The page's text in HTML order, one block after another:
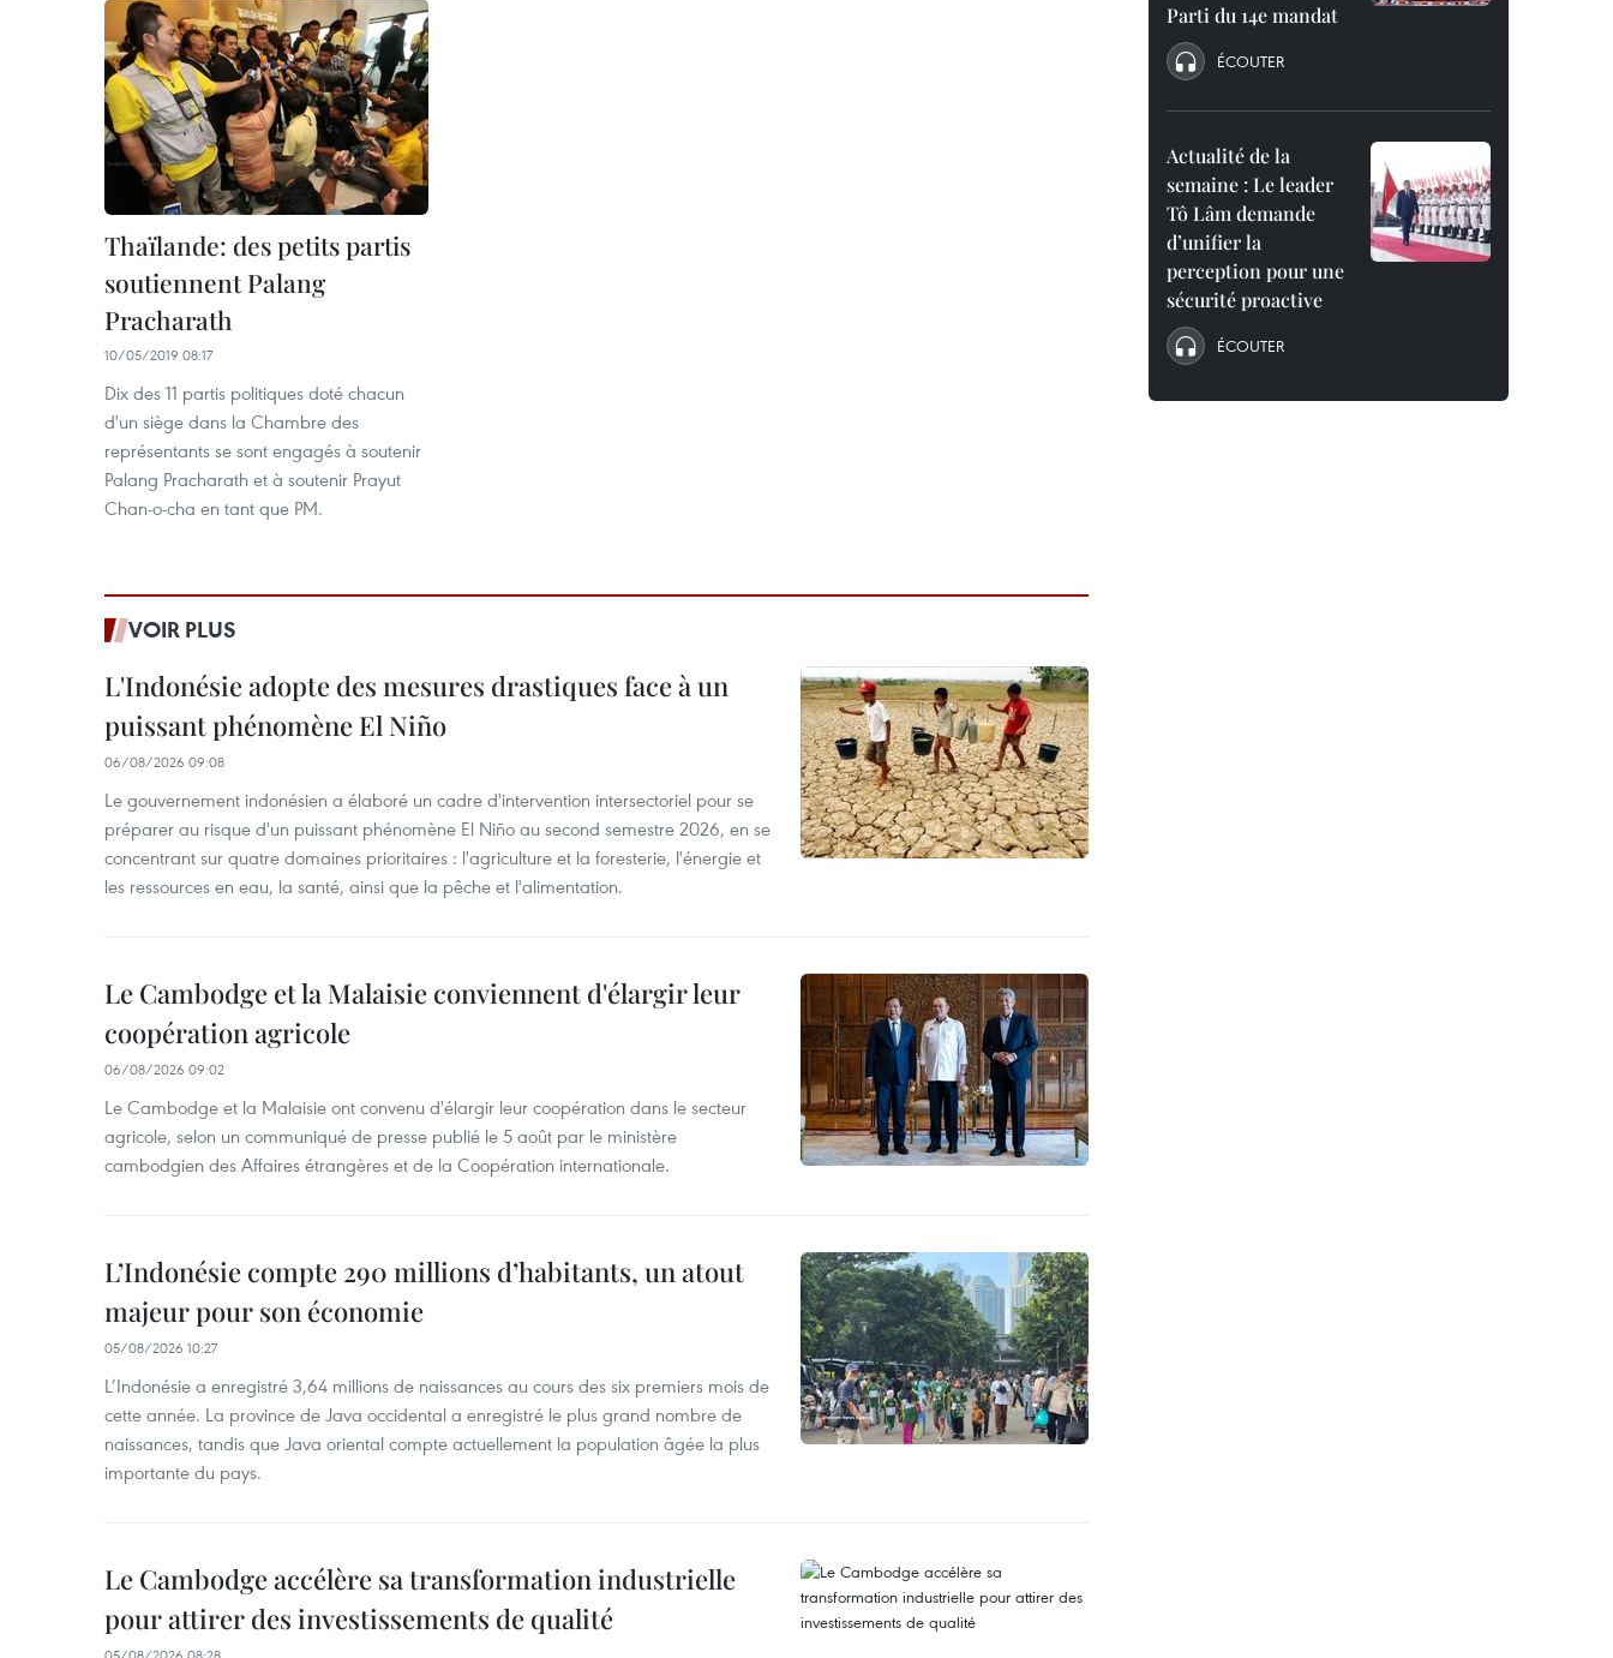
Thaïlande: des petits partis
soutiennent Palang
Pracharath
10/05/2019 08:17
Dix des 11 partis politiques doté chacun
d'un siège dans la Chambre des
représentants se sont engagés à soutenir
Palang Pracharath et à soutenir Prayut
Chan-o-cha en tant que PM.
VOIR PLUS
L'Indonésie adopte des mesures drastiques face à un
puissant phénomène El Niño
06/08/2026 09:08
Le gouvernement indonésien a élaboré un cadre d'intervention intersectoriel pour se
préparer au risque d'un puissant phénomène El Niño au second semestre 2026, en se
concentrant sur quatre domaines prioritaires : l'agriculture et la foresterie, l'énergie et
les ressources en eau, la santé, ainsi que la pêche et l'alimentation.
Le Cambodge et la Malaisie conviennent d'élargir leur
coopération agricole
06/08/2026 09:02
Le Cambodge et la Malaisie ont convenu d'élargir leur coopération dans le secteur
agricole, selon un communiqué de presse publié le 5 août par le ministère
cambodgien des Affaires étrangères et de la Coopération internationale.
L’Indonésie compte 290 millions d’habitants, un atout
majeur pour son économie
05/08/2026 10:27
L’Indonésie a enregistré 3,64 millions de naissances au cours des six premiers mois de
cette année. La province de Java occidental a enregistré le plus grand nombre de
naissances, tandis que Java oriental compte actuellement la population âgée la plus
importante du pays.
Le Cambodge accélère sa transformation industrielle
pour attirer des investissements de qualité
Parti du 14e mandat
ÉCOUTER
Actualité de la
semaine : Le leader
Tô Lâm demande
d’unifier la
perception pour une
sécurité proactive
ÉCOUTER